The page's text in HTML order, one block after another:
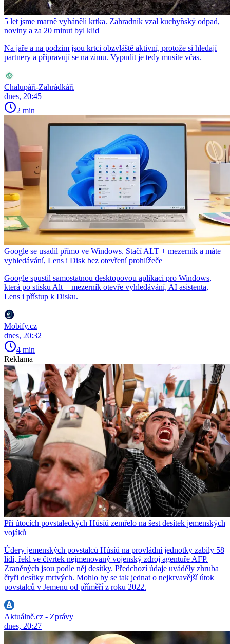
5 let jsme marně vyháněli krtka. Zahradník vzal kuchyňský odpad,
noviny a za 20 minut byl klid
Na jaře a na podzim jsou krtci obzvláště aktivní, protože si hledají
partnery a připravují se na zimu. Vypudit je tedy musíte včas.
Chalupáři-Zahrádkáři
dnes, 20:45
2 min
Google se usadil přímo ve Windows. Stačí ALT + mezerník a máte
vyhledávání, Lens i Disk bez otevření prohlížeče
Google spustil samostatnou desktopovou aplikaci pro Windows,
která po stisku Alt + mezerník otevře vyhledávání, AI asistenta,
Lens i přístup k Disku.
Mobify.cz
dnes, 20:32
4 min
Reklama
Při útocích povstaleckých Húsíů zemřelo na šest desítek jemenských
vojáků
Údery jemenských povstalců Húsíů na provládní jednotky zabily 58
lidí, řekl ve čtvrtek nejmenovaný vojenský zdroj agentuře AFP.
Zraněných jsou podle něj desítky. Předchozí údaje uváděly zhruba
čtyři desítky mrtvých. Mohlo by se tak jednat o nejkrvavější útok
povstalců v Jemenu od příměří z roku 2022.
Aktuálně.cz - Zprávy
dnes, 20:27